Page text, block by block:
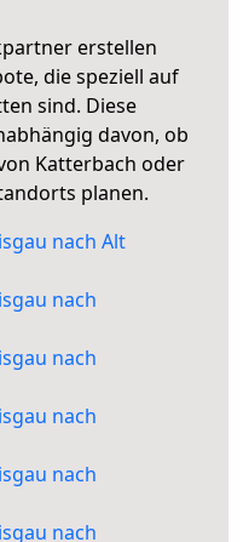
erstellen
die speziell auf
sind. Diese
davon, ob
Katterbach oder
planen.
nach Alt
nach
nach
nach
nach
nach